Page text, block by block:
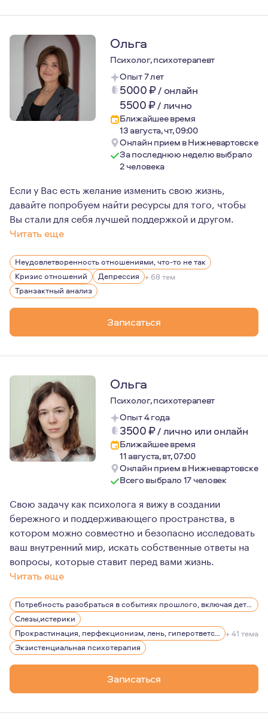
Ольга
Психолог, психотерапевт
Опыт 7 лет
5000₽/ онлайн
5500₽/лично
Ближайшее время
13 августа, чт, 09:00
Онлайн прием в Нижневартовске
За последнюю неделю выбрало
2 человека
Если у Вас есть желание изменить свою жизнь,
давайте попробуем найти ресурсы для того, чтобы
Вы стали для себя лучшей поддержкой и другом.
Читать еще
Психотерапия является моим увлечением в жизни.
В настоящий момент продолжаю повышать
Я являюсь членом Европейской Ассоциации
Неудовлетворенность отношениями, что-то не так
Кризис отношений
Депрессия + 68 тем
Транзактный анализ
Записаться
Ольга
Психолог, психотерапевт
Опыт 4 года
3500₽/лично или онлайн
Ближайшее время
11 августа, вт, 07:00
Онлайн прием в Нижневартовске
Всего выбрало 17 человек
Свою задачу как психолога я вижу в создании
бережного и поддерживающего пространства, в
котором можно совместно и безопасно исследовать
ваш внутренний мир, искать собственные ответы на
вопросы, которые ставит перед вами жизнь.
Читать еще
Для меня психотерапия - это процесс, в котором
Потребность разобраться в событиях прошлого, включая детство
Слезы,истерики
Прокрастинация, перфекционизм, лень, гиперответственность + 41 тема
Экзистенциальная психотерапия
Записаться